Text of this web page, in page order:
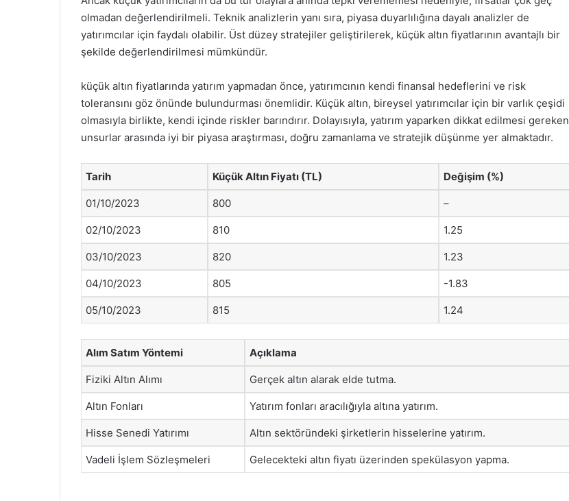
olmadan değerlendirilmeli. Teknik analizlerin yanı sıra, piyasa duyarlılığına dayalı analizler de
yatırımcılar için faydalı olabilir. Üst düzey stratejiler geliştirilerek, küçük altın fiyatlarının avantajlı bir
şekilde değerlendirilmesi mümkündür.
küçük altın fiyatlarında yatırım yapmadan önce, yatırımcının kendi finansal hedeflerini ve risk
toleransını göz önünde bulundurması önemlidir. Küçük altın, bireysel yatırımcılar için bir varlık çeşidi
olmasıyla birlikte, kendi içinde riskler barındırır. Dolayısıyla, yatırım yaparken dikkat edilmesi gereken
unsurlar arasında iyi bir piyasa araştırması, doğru zamanlama ve stratejik düşünme yer almaktadır.
Tarih Küçük Altın Fiyatı (TL) Değişim (%)
01/10/2023 800 –
02/10/2023 810 1.25
03/10/2023 820 1.23
04/10/2023 805 -1.83
05/10/2023 815 1.24
Alım Satım Yöntemi Açıklama
Fiziki Altın Alımı Gerçek altın alarak elde tutma.
Altın Fonları Yatırım fonları aracılığıyla altına yatırım.
Hisse Senedi Yatırımı Altın sektöründeki şirketlerin hisselerine yatırım.
Vadeli İşlem Sözleşmeleri Gelecekteki altın fiyatı üzerinden spekülasyon yapma.